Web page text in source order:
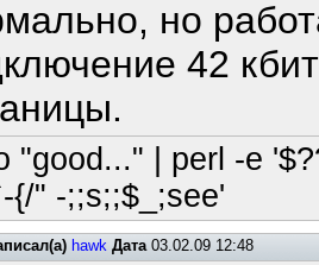
но
42
"good..." | perl -e
{/" -;;s;;$_;see'
hawk Дата03.02.09 12:48